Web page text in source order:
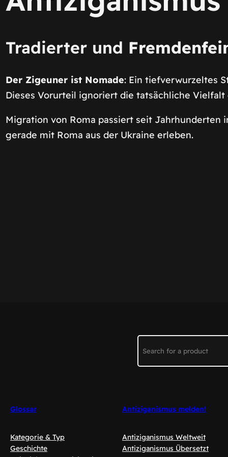
Tradierter und
Der Zigeuner ist Nomade: Ein tiefverwurzeltes
Dieses Vorurteil ignoriert die tatsächliche
Migration von Roma passiert seit Jahrhunderten
gerade mit Roma aus der Ukraine erleben.
Glossar
Kategorie & Typ
Geschichte
Antiziganismus melden!
Antiziganismus Weltweit
Antiziganismus Übersetzt